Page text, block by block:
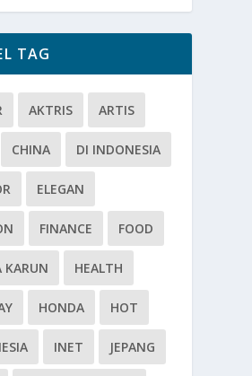
TAG
AKTRIS ARTIS
CHINA DI INDONESIA
ELEGAN
FINANCE FOOD
KARUN HEALTH
HONDA HOT
INET JEPANG